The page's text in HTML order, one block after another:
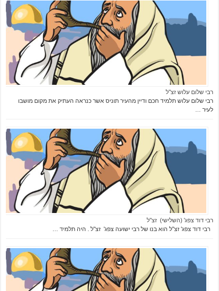
רבי שלום עלוש זצ"ל
רבי שלום עלוש תלמיד חכם ודיין מהעיר תוניס אשר כנראה העתיק את מקום מושבו
לעיר …
רבי דוד צפג' (השלישי) זצ"ל
רבי דוד צפג' זצ"ל הוא בנו של רבי ישועה צפג' זצ"ל . היה תלמיד …